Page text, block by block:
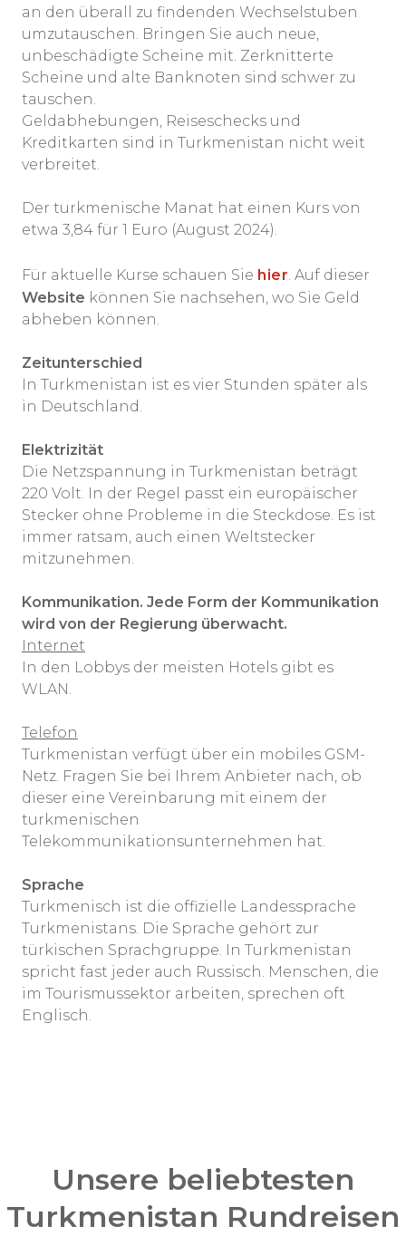
an den überall zu findenden Wechselstuben
umzutauschen. Bringen Sie auch neue,
unbeschädigte Scheine mit. Zerknitterte
Scheine und alte Banknoten sind schwer zu
tauschen.
Geldabhebungen, Reiseschecks und
Kreditkarten sind in Turkmenistan nicht weit
verbreitet.
Der turkmenische Manat hat einen Kurs von
etwa 3,84 für 1 Euro (August 2024).
Für aktuelle Kurse schauen Sie hier. Auf dieser
Website können Sie nachsehen, wo Sie Geld
abheben können.
Zeitunterschied
In Turkmenistan ist es vier Stunden später als
in Deutschland.
Elektrizität
Die Netzspannung in Turkmenistan beträgt
220 Volt. In der Regel passt ein europäischer
Stecker ohne Probleme in die Steckdose. Es ist
immer ratsam, auch einen Weltstecker
mitzunehmen.
Kommunikation. Jede Form der Kommunikation
wird von der Regierung überwacht.
Internet
In den Lobbys der meisten Hotels gibt es
WLAN.
Telefon
Turkmenistan verfügt über ein mobiles GSM-
Netz. Fragen Sie bei Ihrem Anbieter nach, ob
dieser eine Vereinbarung mit einem der
turkmenischen
Telekommunikationsunternehmen hat.
Sprache
Turkmenisch ist die offizielle Landessprache
Turkmenistans. Die Sprache gehört zur
türkischen Sprachgruppe. In Turkmenistan
spricht fast jeder auch Russisch. Menschen, die
im Tourismussektor arbeiten, sprechen oft
Englisch.
Unsere beliebtesten
Turkmenistan Rundreisen